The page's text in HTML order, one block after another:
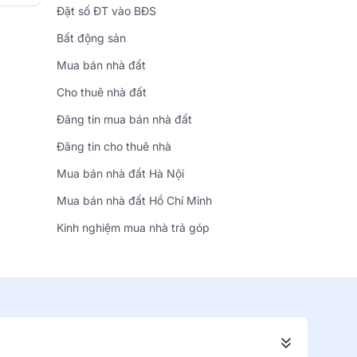
Đặt số ĐT vào BĐS
Bất động sản
Mua bán nhà đất
Cho thuê nhà đất
Đăng tin mua bán nhà đất
Đăng tin cho thuê nhà
Mua bán nhà đất Hà Nội
Mua bán nhà đất Hồ Chí Minh
Kinh nghiệm mua nhà trả góp